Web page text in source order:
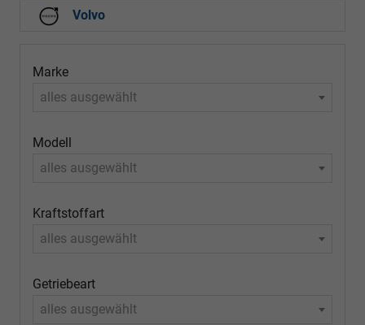
Volvo
Marke
alles ausgewählt
Modell
alles ausgewählt
Kraftstoffart
alles ausgewählt
Getriebeart
alles ausgewählt